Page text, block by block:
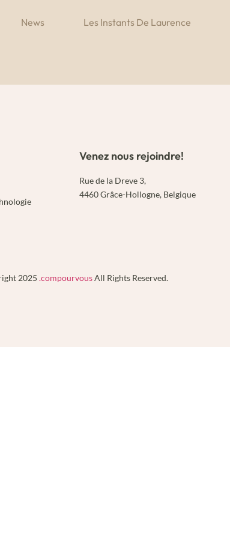
News Les Instants De Laurence
Venez nous rejoindre!
Rue de la Dreve 3,
4460 Grâce-Hollogne, Belgique
2025 .compourvousAll Rights Reserved.